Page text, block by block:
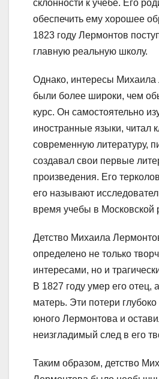
склонности к учебе. Его
обеспечить ему хорошее
1823 году Лермонтов
главную реальную школу.
Однако, интересы Михаила
были более широки, чем
курс. Он самостоятельно
иностранные языки, читал
современную литературу,
создавал свои первые
произведения. Его
его называют
время учебы в Московской
Детство Михаила
определено не только
интересами, но и
В 1827 году умер его отец,
матерь. Эти потери
юного Лермонтова и
неизгладимый след в его
Таким образом, детство